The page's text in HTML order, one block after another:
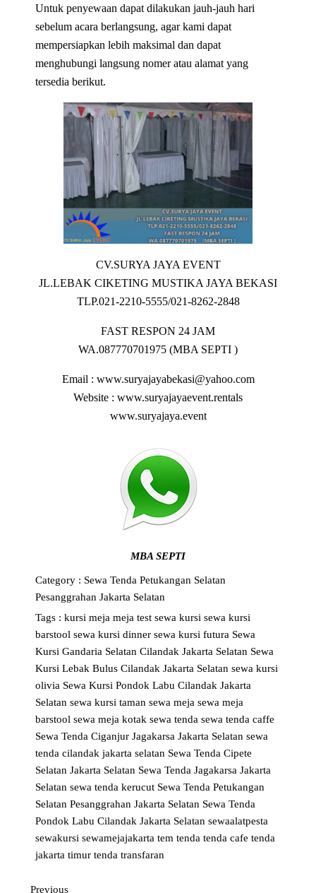
Untuk penyewaan dapat dilakukan jauh-jauh hari
sebelum acara berlangsung, agar kami dapat
mempersiapkan lebih maksimal dan dapat
menghubungi langsung nomer atau alamat yang
tersedia berikut.
CV.SURYA JAYA EVENT
JL.LEBAK CIKETING MUSTIKA JAYA BEKASI
TLP.021-2210-5555/021-8262-2848
FAST RESPON 24 JAM
WA.087770701975 (MBA SEPTI )
Email : www.suryajayabekasi@yahoo.com
Website : www.suryajayaevent.rentals
www.suryajaya.event
MBA SEPTI
Category : Sewa Tenda Petukangan Selatan
Pesanggrahan Jakarta Selatan
Tags : kursimejameja testsewa kursisewa kursi
barstoolsewa kursi dinnersewa kursi futura Sewa
Kursi Gandaria Selatan Cilandak Jakarta Selatan Sewa
Kursi Lebak Bulus Cilandak Jakarta Selatansewa kursi
olivia Sewa Kursi Pondok Labu Cilandak Jakarta
Selatansewa kursi tamansewa mejasewa meja
barstoolsewa meja kotaksewa tendasewa tenda caffe
Sewa Tenda Ciganjur Jagakarsa Jakarta Selatansewa
tenda cilandak jakarta selatan Sewa Tenda Cipete
Selatan Jakarta Selatan Sewa Tenda Jagakarsa Jakarta
Selatansewa tenda kerucut Sewa Tenda Petukangan
Selatan Pesanggrahan Jakarta Selatan Sewa Tenda
Pondok Labu Cilandak Jakarta Selatansewaalatpesta
sewakursisewamejajakartatemtendatenda cafetenda
jakarta timurtenda transfaran
Previous